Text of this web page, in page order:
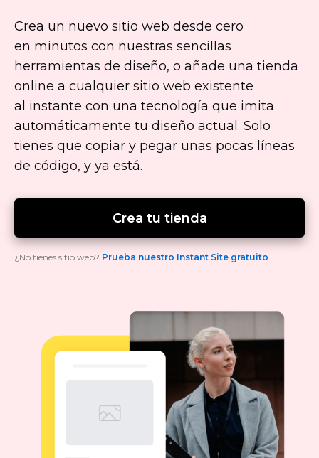
Crea un nuevo sitio web desde cero
en minutos con nuestras sencillas
herramientas de diseño, o añade una tienda
online a cualquier sitio web existente
al instante con una tecnología que imita
automáticamente tu diseño actual. Solo
tienes que copiar y pegar unas pocas líneas
de código, y ya está.
Crea tu tienda
¿No tienes sitio web? Prueba nuestro Instant Site gratuito